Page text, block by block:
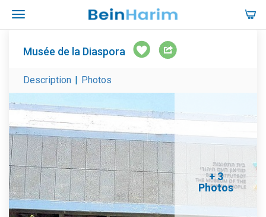
Musée de la Diaspora
Description | Photos
+ 3
Photos